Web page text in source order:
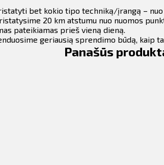
bet kokio tipo techniką/įrangą –
20 km atstumu nuo nuomos
pateikiamas prieš vieną dieną.
geriausią sprendimo būdą, kaip
Panašūs